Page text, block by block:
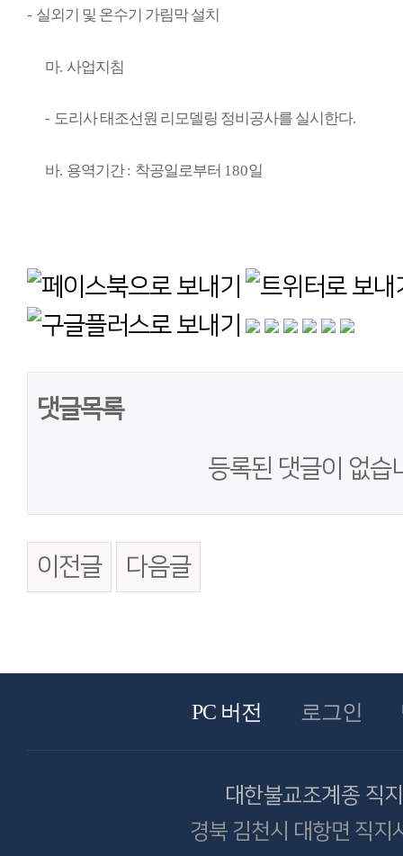
- 실외기 및 온수기 가림막 설치
마. 사업지침
- 도리사 태조선원 리모델링 정비공사를 실시한다.
바. 용역기간: 착공일로부터 180일
댓글목록
등록된 댓글이 없습
이전글 다음글
PC 버전 로그인
대한불교조계종 직
경북 김천시 대항면 직지